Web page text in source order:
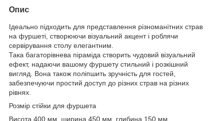
Опис
Ідеально підходить для представлення різноманітних страв
на фуршеті, створюючи візуальний акцент і роблячи
сервірування столу елегантним.
Така багаторівнева піраміда створить чудовий візуальний
ефект, надаючи вашому фуршету стильний і розкішний
вигляд. Вона також поліпшить зручність для гостей,
забезпечуючи простий доступ до різних страв на різних
рівнях.
Розмір стійки для фуршета
Висота 400 мм, ширина 450 мм, глибина 150 мм